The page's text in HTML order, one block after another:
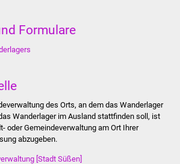
Ortsentwicklung
Formulare
des Orts, an dem das Wanderlager
Wanderlager im Ausland stattfinden soll, ist
oder Gemeindeverwaltung am Ort Ihrer
abzugeben.
[Stadt Süßen]